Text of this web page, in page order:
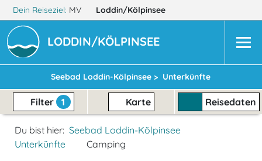
Dein Reiseziel: MV Loddin/Kölpinsee
LODDIN/KÖLPINSEE
Seebad Loddin-Kölpinsee > Unterkünfte
Filter 1 Karte Reisedaten
Du bist hier: Seebad Loddin-Kölpinsee
Unterkünfte
Camping